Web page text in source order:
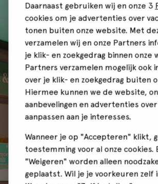
Daarnaast gebruiken wij en onze 3
cookies om je advertenties over
tonen buiten onze website. Met
verzamelen wij en onze Partners
je klik- en zoekgedrag binnen onze
Partners verzamelen mogelijk ook
over je klik- en zoekgedrag buiten
Hiermee kunnen we de website,
aanbevelingen en advertenties
aanpassen aan je interesses.
Wanneer je op "Accepteren" klikt,
toestemming voor al onze cookies.
"Weigeren" worden alleen
geplaatst. Wil je je voorkeuren zelf